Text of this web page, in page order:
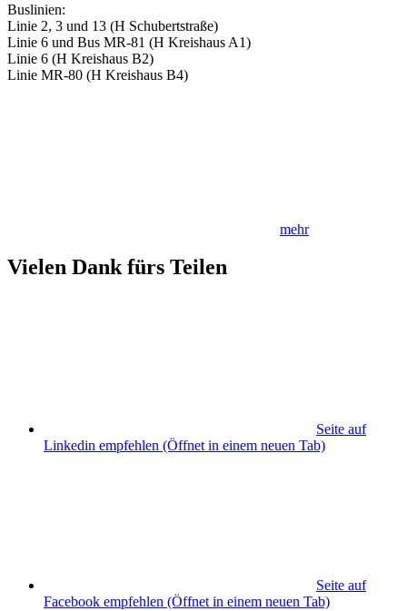
Buslinien:
Linie 2, 3 und 13 (H Schubertstraße)
Linie 6 und Bus MR-81 (H Kreishaus A1)
Linie 6 (H Kreishaus B2)
Linie MR-80 (H Kreishaus B4)
mehr
Vielen Dank fürs Teilen
Seite auf
Linkedin empfehlen (Öffnet in einem neuen Tab)
Seite auf
Facebook empfehlen (Öffnet in einem neuen Tab)